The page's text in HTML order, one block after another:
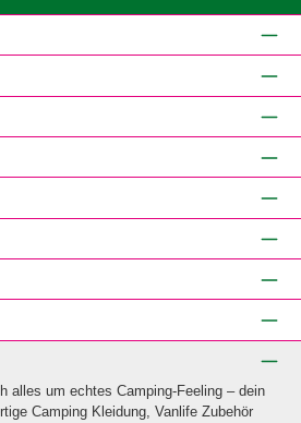
alles um echtes Camping-Feeling – dein
Camping Kleidung, Vanlife Zubehör